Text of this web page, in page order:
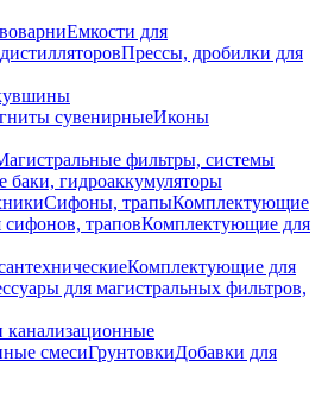
Емкости для
Прессы, дробилки для
сувенирныеИконы
фильтры, системы
баки, гидроаккумуляторы
Сифоны, трапыКомплектующие
траповКомплектующие для
Комплектующие для
для магистральных фильтров,
смесиГрунтовкиДобавки для